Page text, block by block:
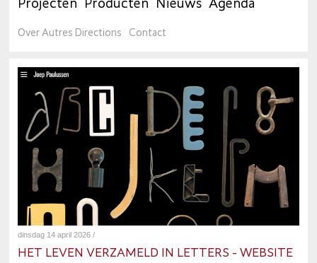
Over Autres Directions Contact
dinsdag 14 april 2026 /
HET LEVEN VERZAMELD IN LETTERS - WEBSITE